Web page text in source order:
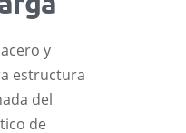
y
estructura
del
de